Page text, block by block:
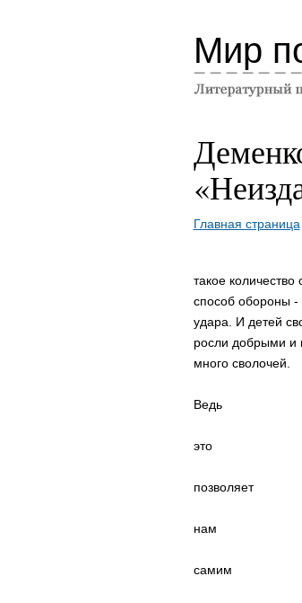
Мир
Главная страница
такое
способ обороны -
удара. И детей
росли добрыми и
много сволочей.
Ведь
это
позволяет
нам
самим